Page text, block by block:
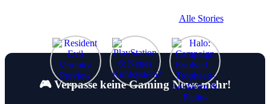
Alle Stories
🎮 Verpasse keine Gaming News mehr!